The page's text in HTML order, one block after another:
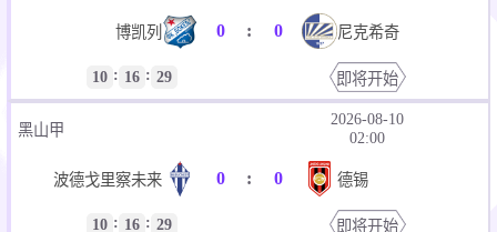
博凯列 0 : 0 尼克希奇
10 : 16 : 29 即将开始
黑山甲
2026-08-10
02:00
波德戈里察未来 0 : 0 德锡
10 : 16 : 29 即将开始